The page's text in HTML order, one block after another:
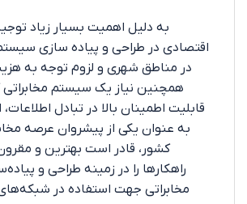
به دلیل اهمیت بسیار زیاد
اقتصادی در طراحی و پیاده سازی
در مناطق شهری و لزوم توجه به
همچنین نیاز یک سیستم مخابراتی
قابلیت اطمینان بالا در تبادل
به عنوان یکی از پیشروان عرصه
کشور، قادر است بهترین و
راهکارها را در زمینه طراحی و
مخابراتی جهت استفاده در